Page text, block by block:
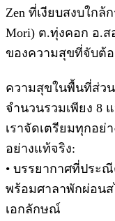
Zen ที่เงียบสงบใกล้
Mori) ต.ทุ่งคอก อ.
ของความสุขที่จับต้
ความสุขในพื้นที่ส่วน
จำนวนรวมเพียง 8
เราจัดเตรียมทุกอ
อย่างแท้จริง:
• บรรยากาศที่ประ
พร้อมศาลาพักผ่อน
เอกลักษณ์